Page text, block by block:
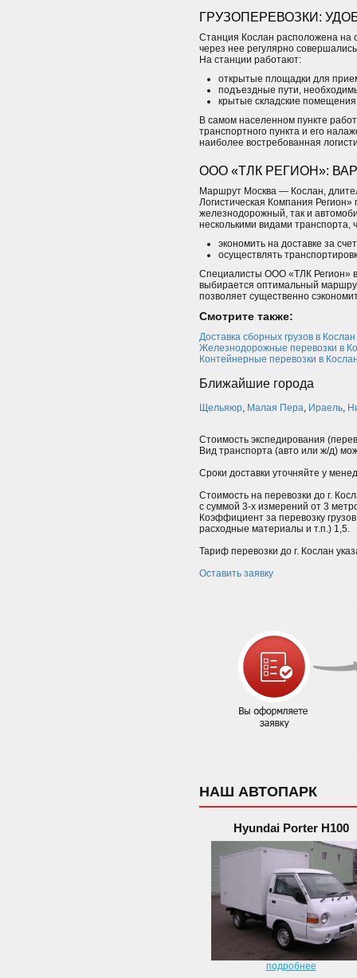
ГРУЗОПЕРЕВОЗКИ:
Станция Кослан расположена на
через нее регулярно
На станции работают:
открытые площадки для
подъездные пути,
крытые складские
В самом населенном пункте
транспортного пункта и его
наиболее востребованная
ООО «ТЛК РЕГИОН»:
Маршрут Москва — Кослан,
Логистическая Компания Регион»
железнодорожный, так и
несколькими видами транспорта,
экономить на доставке за
осуществлять
Специалисты ООО «ТЛК Регион»
выбирается оптимальный
позволяет существенно
Смотрите также:
Доставка сборных грузов в Кослан
Железнодорожные перевозки в
Контейнерные перевозки в
Ближайшие города
Щельяюр, Малая Пера, Ираель,
Стоимость экспедирования
Вид транспорта (авто или ж/д)
Сроки доставки уточняйте у
Стоимость на перевозки до г.
с суммой 3-х измерений от 3
Коэффициент за перевозку
расходные материалы и т.п.) 1,5.
Тариф перевозки до г. Кослан
Оставить заявку
НАШ АВТОПАРК
Hyundai Porter H100
подробнее